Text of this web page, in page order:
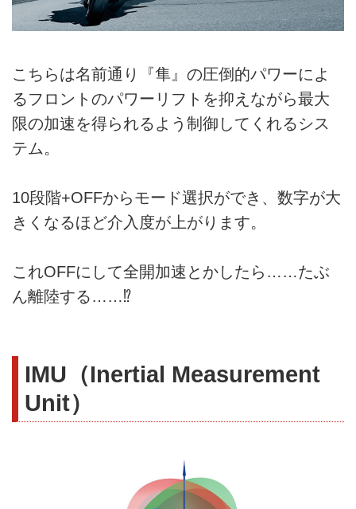
こちらは名前通り『隼』の圧倒的パワーによ
るフロントのパワーリフトを抑えながら最大
限の加速を得られるよう制御してくれるシス
テム。
10段階+OFFからモード選択ができ、数字が大
きくなるほど介入度が上がります。
これOFFにして全開加速とかしたら……たぶ
ん離陸する……⁉
IMU（Inertial Measurement
Unit）